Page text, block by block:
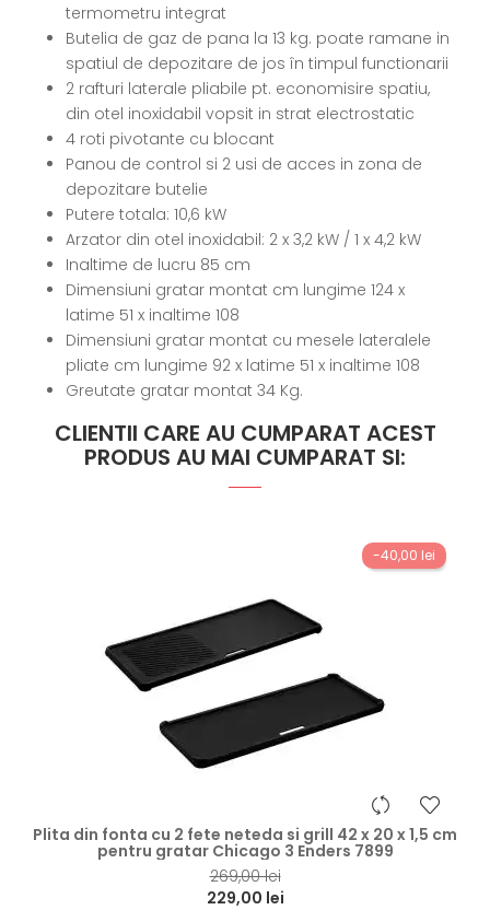
termometru integrat
Butelia de gaz de pana la 13 kg. poate ramane in
spatiul de depozitare de jos în timpul functionarii
2 rafturi laterale pliabile pt. economisire spatiu,
din otel inoxidabil vopsit in strat electrostatic
4 roti pivotante cu blocant
Panou de control si 2 usi de acces in zona de
depozitare butelie
Putere totala: 10,6 kW
Arzator din otel inoxidabil: 2 x 3,2 kW / 1 x 4,2 kW
Inaltime de lucru 85 cm
Dimensiuni gratar montat cm lungime 124 x
latime 51 x inaltime 108
Dimensiuni gratar montat cu mesele lateralele
pliate cm lungime 92 x latime 51 x inaltime 108
Greutate gratar montat 34 Kg.
CLIENTII CARE AU CUMPARAT ACEST
PRODUS AU MAI CUMPARAT SI:
-40,00 lei
Plita din fonta cu 2 fete neteda si grill 42 x 20 x 1,5 cm
pentru gratar Chicago 3 Enders 7899
269,00 lei
229,00 lei